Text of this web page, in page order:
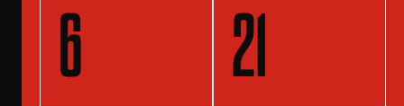
6 21